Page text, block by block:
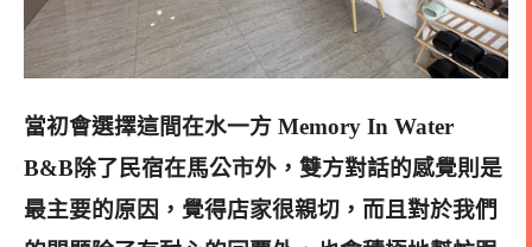
當初會選擇這間在水一方 Memory In Water
B&B除了民宿在馬公市外，雙方對話的感覺則是
最主要的原因，覺得店家很親切，而且對於我們